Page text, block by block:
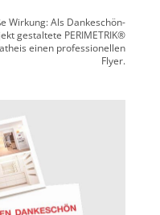
Wirkung: Als Dankeschön-
gestaltete PERIMETRIK®
einen professionellen
Flyer.